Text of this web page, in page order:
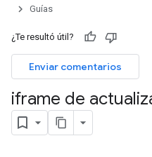
Guías
¿Te resultó útil?
Enviar comentarios
iframe de